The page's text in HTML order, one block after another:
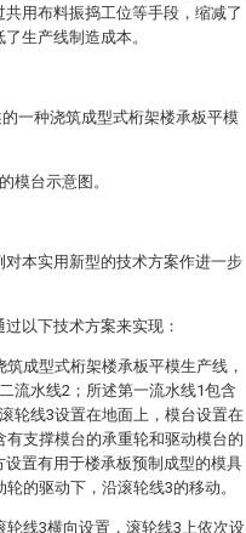
用布料振捣工位等手段，缩减了
生产线制造成本。
一种浇筑成型式桁架楼承板平模
模台示意图。
对本实用新型的技术方案作进一步
以下技术方案来实现：
成型式桁架楼承板平模生产线，
流水线2；所述第一流水线1包含
轮线3设置在地面上，模台设置在
有支撑模台的承重轮和驱动模台的
置有用于楼承板预制成型的模具
的驱动下，沿滚轮线3的移动。
轮线3横向设置，滚轮线3上依次设